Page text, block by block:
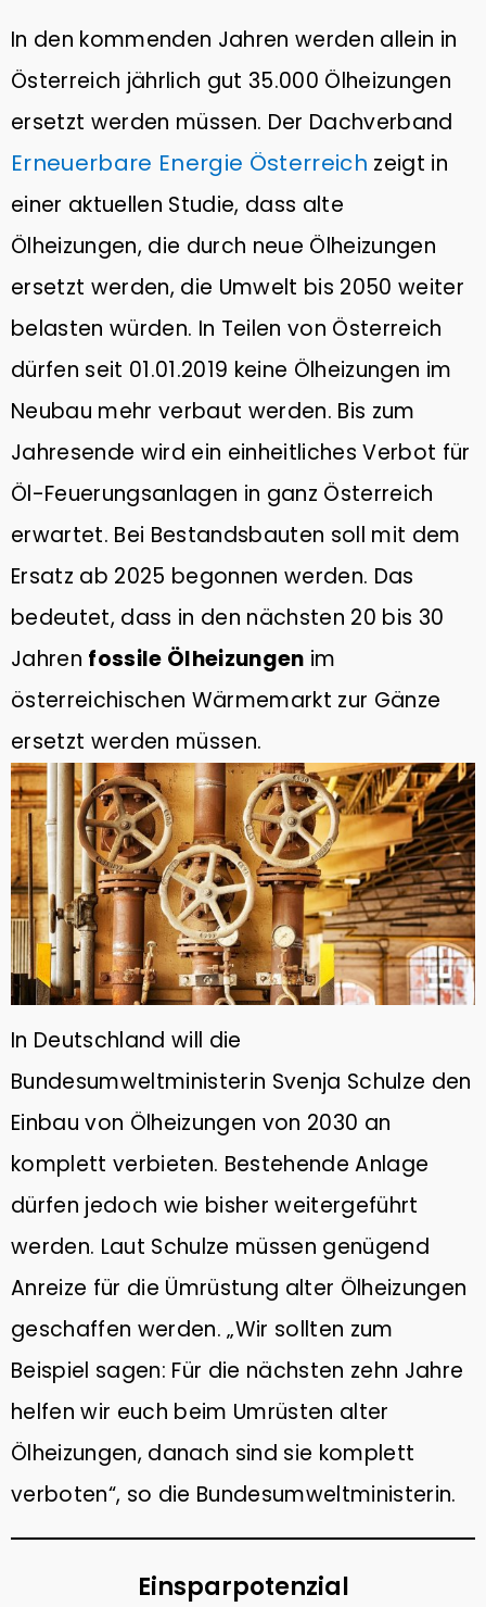
In den kommenden Jahren werden allein in
Österreich jährlich gut 35.000 Ölheizungen
ersetzt werden müssen. Der Dachverband
Erneuerbare Energie Österreich zeigt in
einer aktuellen Studie, dass alte
Ölheizungen, die durch neue Ölheizungen
ersetzt werden, die Umwelt bis 2050 weiter
belasten würden. In Teilen von Österreich
dürfen seit 01.01.2019 keine Ölheizungen im
Neubau mehr verbaut werden. Bis zum
Jahresende wird ein einheitliches Verbot für
Öl-Feuerungsanlagen in ganz Österreich
erwartet. Bei Bestandsbauten soll mit dem
Ersatz ab 2025 begonnen werden. Das
bedeutet, dass in den nächsten 20 bis 30
Jahren fossile Ölheizungen im
österreichischen Wärmemarkt zur Gänze
ersetzt werden müssen.
In Deutschland will die
Bundesumweltministerin Svenja Schulze den
Einbau von Ölheizungen von 2030 an
komplett verbieten. Bestehende Anlage
dürfen jedoch wie bisher weitergeführt
werden. Laut Schulze müssen genügend
Anreize für die Ümrüstung alter Ölheizungen
geschaffen werden. „Wir sollten zum
Beispiel sagen: Für die nächsten zehn Jahre
helfen wir euch beim Umrüsten alter
Ölheizungen, danach sind sie komplett
verboten“, so die Bundesumweltministerin.
Einsparpotenzial